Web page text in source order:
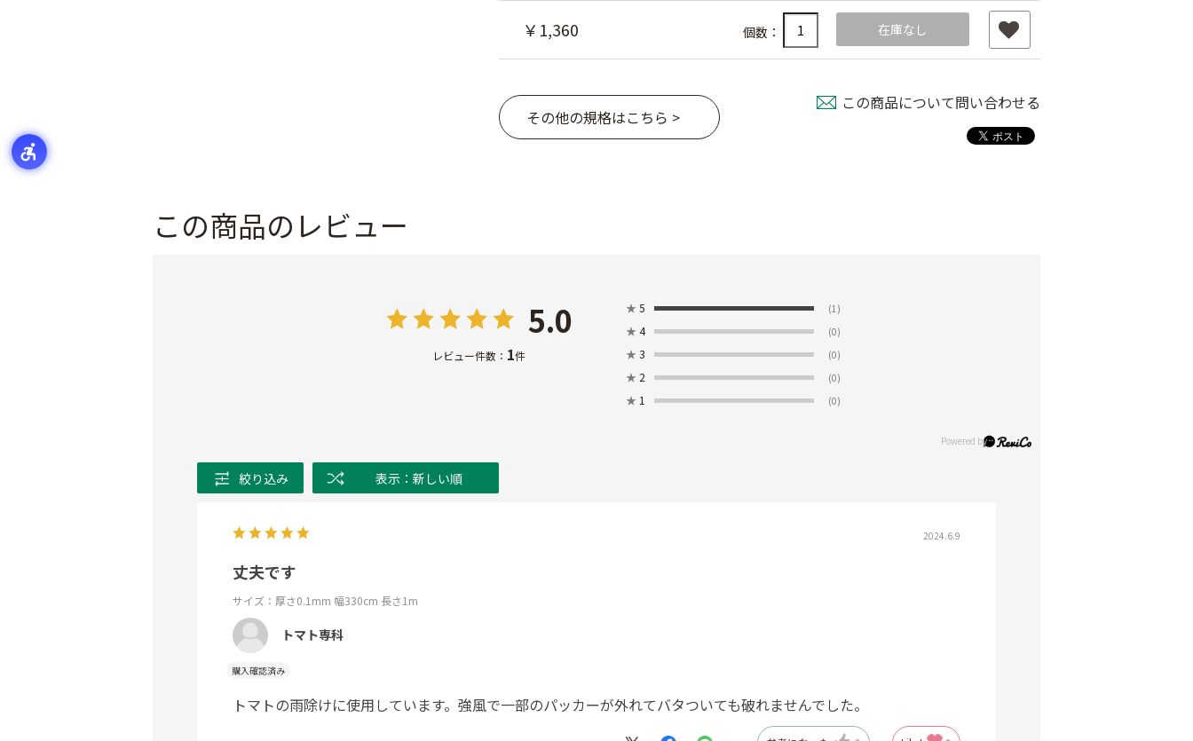
￥1,360 個数： 在庫なし
その他の規格はこちら >
この商品について問い合わせる
この商品のレビュー
5.0
レビュー件数： 1件
★ 5 (1)
★ 4 (0)
★ 3 (0)
★ 2 (0)
★ 1 (0)
絞り込み 表示：新しい順
2024.6.9
丈夫です
サイズ：厚さ0.1mm 幅330cm 長さ1m
トマト専科
購入確認済み
トマトの雨除けに使用しています。強風で一部のパッカーが外れてバタついても破れませんでした。